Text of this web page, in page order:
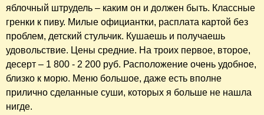
яблочный штрудель – каким он и должен быть. Классные
гренки к пиву. Милые официантки, расплата картой без
проблем, детский стульчик. Кушаешь и получаешь
удовольствие. Цены средние. На троих первое, второе,
десерт – 1 800 - 2 200 руб. Расположение очень удобное,
близко к морю. Меню большое, даже есть вполне
прилично сделанные суши, которых я больше не нашла
нигде.